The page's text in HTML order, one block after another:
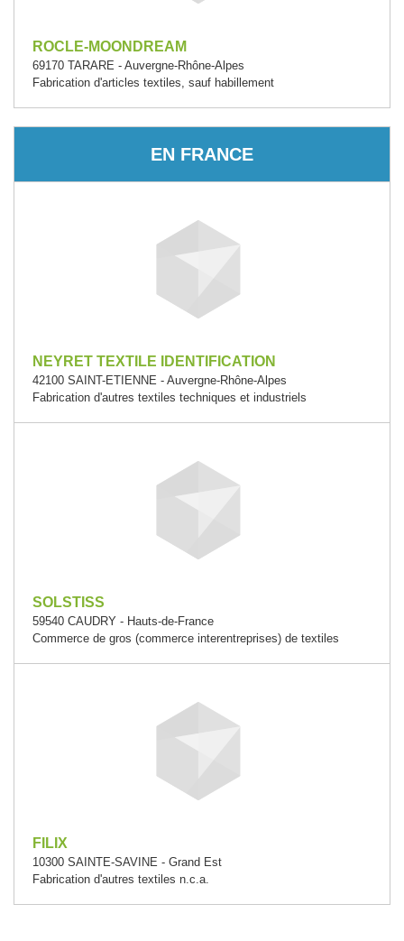
ROCLE-MOONDREAM
69170 TARARE - Auvergne-Rhône-Alpes
Fabrication d'articles textiles, sauf habillement
EN FRANCE
NEYRET TEXTILE IDENTIFICATION
42100 SAINT-ETIENNE - Auvergne-Rhône-Alpes
Fabrication d'autres textiles techniques et industriels
SOLSTISS
59540 CAUDRY - Hauts-de-France
Commerce de gros (commerce interentreprises) de textiles
FILIX
10300 SAINTE-SAVINE - Grand Est
Fabrication d'autres textiles n.c.a.